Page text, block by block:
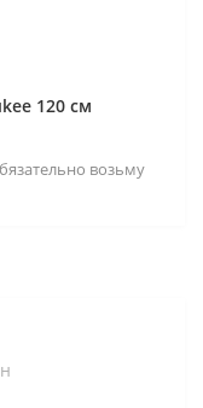
120 см
возьму